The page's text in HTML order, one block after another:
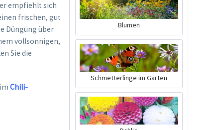
empfiehlt sich
frischen, gut
Düngung über
vollsonnigen,
Sie die
Chili-
Inhalt0.5 Liter(21,98 € * / 1 Liter)
10,99 € *
Jetzt bestellen
Blumen
Schmetterlinge im Garten